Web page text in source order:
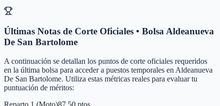
Últimas Notas de Corte Oficiales • BolsaAldeanueva
De San Bartolome
A continuación se detallan los puntos de corte oficiales requeridos
en la última bolsa para acceder a puestos temporales en Aldeanueva
De San Bartolome. Utiliza estas métricas reales para evaluar tu
puntuación de méritos: